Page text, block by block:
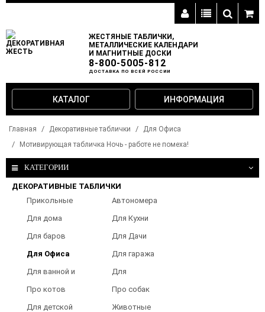
ЖЕСТЯНЫЕ ТАБЛИЧКИ,
МЕТАЛЛИЧЕСКИЕ КАЛЕНДАРИ
И МАГНИТНЫЕ ДОСКИ
8-800-5005-812
ДОСТАВКА ПО ВСЕЙ РОССИИ
КАТАЛОГ ИНФОРМАЦИЯ
Главная Декоративные таблички
Для Офиса
Мотивирующая табличка Ночь - работе не помеха!
КАТЕГОРИИ
ДЕКОРАТИВНЫЕ ТАБЛИЧКИ
Прикольные
Автономера
Для дома
Для Кухни
Для баров
Для Дачи
Для Офиса
Для гаража
Для ванной и
Для
Про котов
Про собак
Для детской
Животные